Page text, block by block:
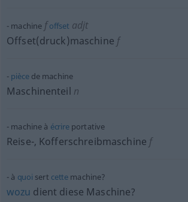
machine foffset adjt
Offset(druck)maschine f
piècede machine
Maschinenteil n
machine à écrireportative
Reise-, Kofferschreibmaschine f
à quoi sert cette machine?
wozu dient diese Maschine?